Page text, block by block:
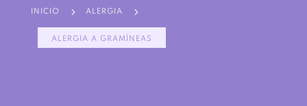
INICIO 5 ALERGIA 5
ALERGIA A GRAMÍNEAS